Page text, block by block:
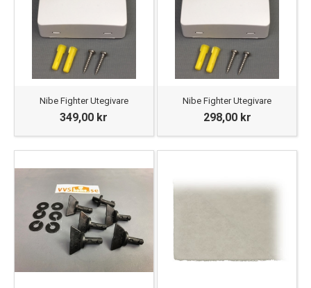
Nibe Fighter Utegivare
349,00 kr
Nibe Fighter Utegivare
298,00 kr